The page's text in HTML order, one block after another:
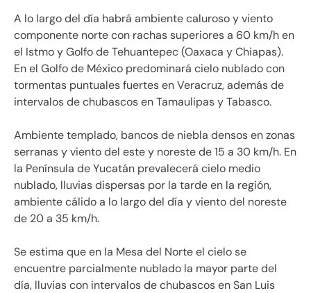
A lo largo del día habrá ambiente caluroso y viento
componente norte con rachas superiores a 60 km/h en
el Istmo y Golfo de Tehuantepec (Oaxaca y Chiapas).
En el Golfo de México predominará cielo nublado con
tormentas puntuales fuertes en Veracruz, además de
intervalos de chubascos en Tamaulipas y Tabasco.
Ambiente templado, bancos de niebla densos en zonas
serranas y viento del este y noreste de 15 a 30 km/h. En
la Península de Yucatán prevalecerá cielo medio
nublado, lluvias dispersas por la tarde en la región,
ambiente cálido a lo largo del día y viento del noreste
de 20 a 35 km/h.
Se estima que en la Mesa del Norte el cielo se
encuentre parcialmente nublado la mayor parte del
día, lluvias con intervalos de chubascos en San Luis